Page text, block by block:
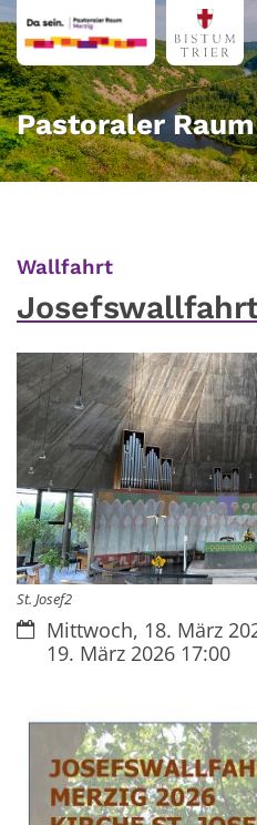
Zum Inhalt springen
Pastoraler
Wallfahrt:
St. Josef2
Datum:
Mittwoch, 18. März
19. März 2026 17:00